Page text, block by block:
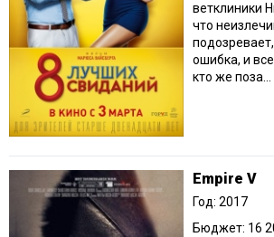
ветклиники
что
ошибка, и
кто же поза...
Empire V
Год: 2017
Бюджет: 16